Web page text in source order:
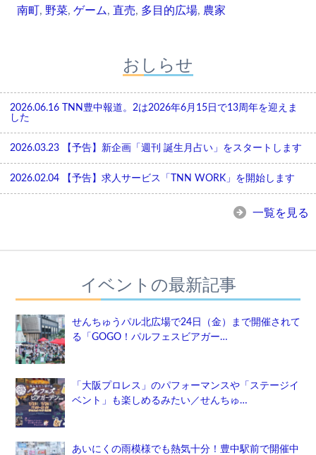
南町 , 野菜, ゲーム, 直売, 多目的広場, 農家
おしらせ
2026.06.16
TNN豊中報道。2は2026年6月15日で13周年を迎えま
した
2026.03.23 【予告】新企画「週刊 誕生月占い」をスタートします
2026.02.04 【予告】求人サービス「TNN WORK」を開始します
一覧を見る
イベントの最新記事
せんちゅうパル北広場で24日（金）まで開催されて
る「GOGO！パルフェスビアガー…
「大阪プロレス」のパフォーマンスや「ステージイ
ベント」も楽しめるみたい／せんちゅ…
あいにくの雨模様でも熱気十分！豊中駅前で開催中